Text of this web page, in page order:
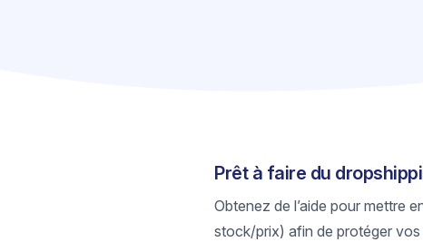
Prêt à faire du
Obtenez de l’aide pour mettre
stock/prix) afin de protéger vos